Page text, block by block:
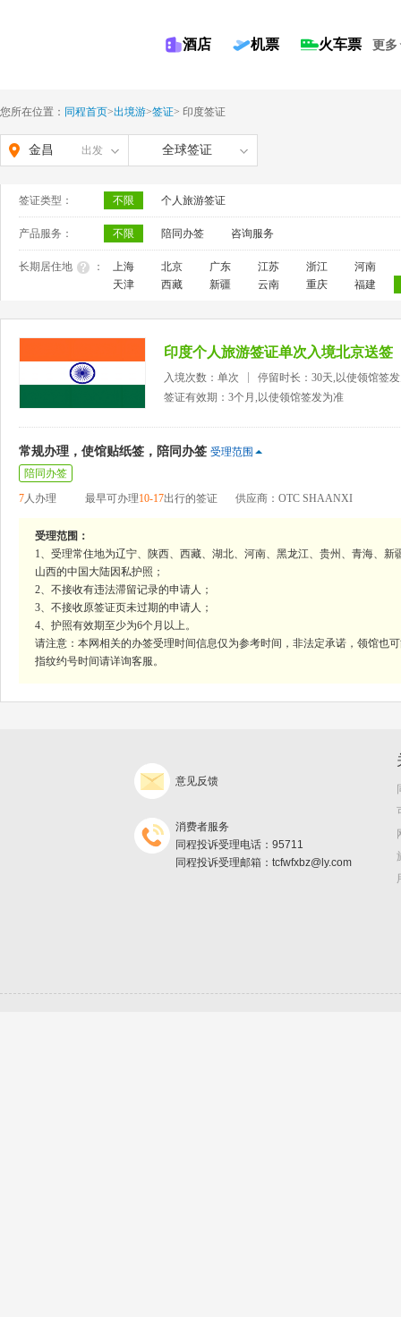
酒店 机票 火车票 更多
您所在位置： 同程首页>出境游>签证> 印度签证
金昌 出发 全球签证
签证类型： 不限 个人旅游签证
产品服务： 不限 陪同办签 咨询服务
长期居住地 ： 上海 北京 广东 江苏 浙江
河南
天津
西藏 新疆 云南 重庆 福建
印度个人旅游签证单次入境北京送签
入境次数：单次
停留时长：30天,以使领馆签
签证有效期：3个月,以使领馆签发为准
常规办理，使馆贴纸签，陪同办签 受理范围
陪同办签
7人办理 最早可办理10-17出行的签证 供应商：OTC SHAANXI
受理范围：
1、受理常住地为辽宁、陕西、西藏、湖北、河南、黑龙江、贵州、青海、
山西的中国大陆因私护照；
2、不接收有违法滞留记录的申请人；
3、不接收原签证页未过期的申请人；
4、护照有效期至少为6个月以上。
请注意：本网相关的办签受理时间信息仅为参考时间，非法定承诺，领馆也
指纹约号时间请详询客服。
意见反馈
消费者服务
同程投诉受理电话：95711
同程投诉受理邮箱：tcfwfxbz@ly.com